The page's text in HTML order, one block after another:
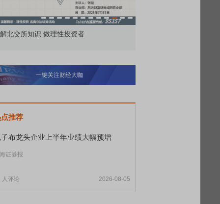
委托那么多种，究竟怎么用？
一键关注财经大咖
推荐
布龙头企业上半年业绩大幅预增
证券报
人评论 2026-08-05